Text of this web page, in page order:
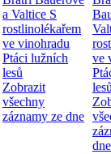
a Valtice S
rostlinolékařem
ve vinohradu
Ptáci lužních
lesů
Zobrazit
všechny
záznamy ze dne
ve
dne